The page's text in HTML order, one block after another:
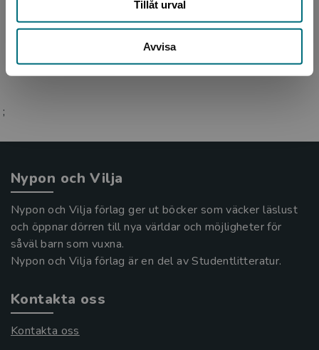
Tillåt urval
Avvisa
dessutom som frilansskribent. Tillsammans
med Annelie Drewsen ...
;
Nypon och Vilja
Nypon och Vilja förlag ger ut böcker som väcker läslust
och öppnar dörren till nya världar och möjligheter för
såväl barn som vuxna.
Nypon och Vilja förlag är en del av Studentlitteratur.
Kontakta oss
Kontakta oss